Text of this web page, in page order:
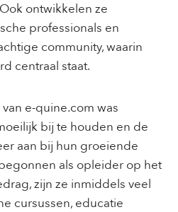
ontwikkelen ze
professionals en
community, waarin
centraal staat.
e-quine.com was
bij te houden en de
aan bij hun groeiende
als opleider op het
zijn ze inmiddels veel
cursussen, educatie